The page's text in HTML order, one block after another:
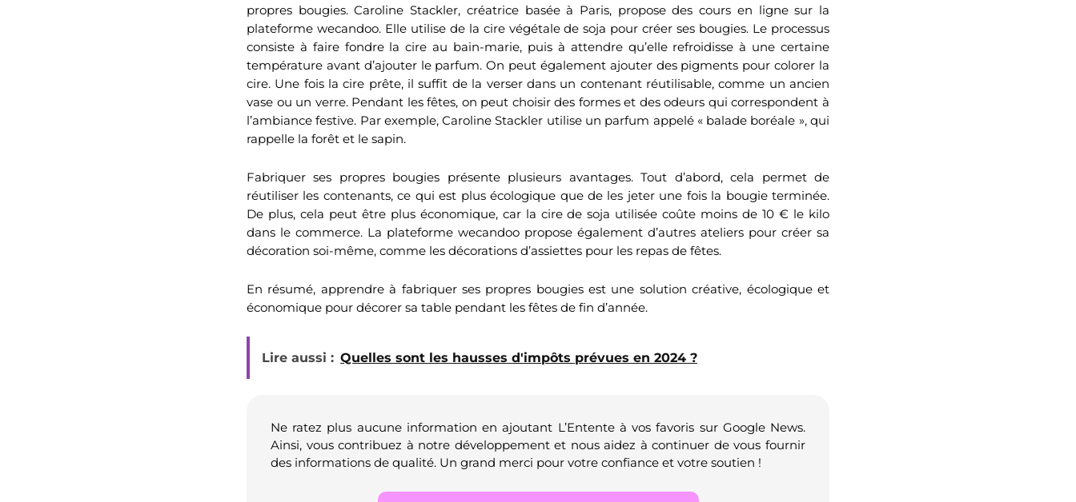
propres bougies. Caroline Stackler, créatrice basée à Paris, propose des cours en ligne sur la
plateforme wecandoo. Elle utilise de la cire végétale de soja pour créer ses bougies. Le processus
consiste à faire fondre la cire au bain-marie, puis à attendre qu’elle refroidisse à une certaine
température avant d’ajouter le parfum. On peut également ajouter des pigments pour colorer la
cire. Une fois la cire prête, il suffit de la verser dans un contenant réutilisable, comme un ancien
vase ou un verre. Pendant les fêtes, on peut choisir des formes et des odeurs qui correspondent à
l’ambiance festive. Par exemple, Caroline Stackler utilise un parfum appelé « balade boréale », qui
rappelle la forêt et le sapin.
Fabriquer ses propres bougies présente plusieurs avantages. Tout d’abord, cela permet de
réutiliser les contenants, ce qui est plus écologique que de les jeter une fois la bougie terminée.
De plus, cela peut être plus économique, car la cire de soja utilisée coûte moins de 10 € le kilo
dans le commerce. La plateforme wecandoo propose également d’autres ateliers pour créer sa
décoration soi-même, comme les décorations d’assiettes pour les repas de fêtes.
En résumé, apprendre à fabriquer ses propres bougies est une solution créative, écologique et
économique pour décorer sa table pendant les fêtes de fin d’année.
Lire aussi : Quelles sont les hausses d'impôts prévues en 2024 ?
Ne ratez plus aucune information en ajoutant L’Entente à vos favoris sur Google News.
Ainsi, vous contribuez à notre développement et nous aidez à continuer de vous fournir
des informations de qualité. Un grand merci pour votre confiance et votre soutien !